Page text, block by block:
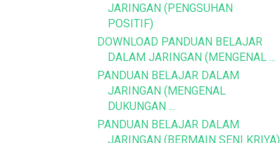
JARINGAN (PENGSUHAN
POSITIF)
DOWNLOAD PANDUAN BELAJAR
DALAM JARINGAN (MENGENAL ...
PANDUAN BELAJAR DALAM
JARINGAN (MENGENAL
DUKUNGAN ...
PANDUAN BELAJAR DALAM
JARINGAN (BERMAIN SENI KRIYA)